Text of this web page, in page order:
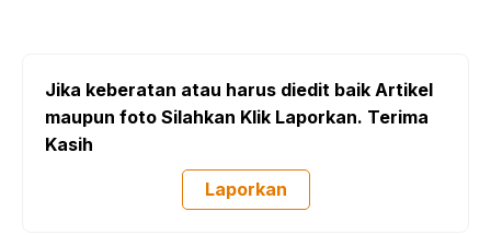
Jika keberatan atau harus diedit baik Artikel
maupun foto Silahkan Klik Laporkan. Terima
Kasih
Laporkan